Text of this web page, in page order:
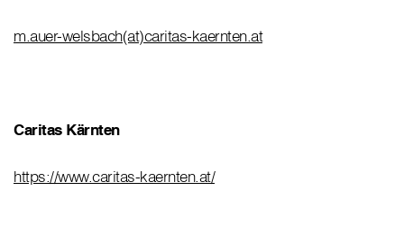
m.auer-welsbach(at)caritas-kaernten.at
Caritas Kärnten
https://www.caritas-kaernten.at/